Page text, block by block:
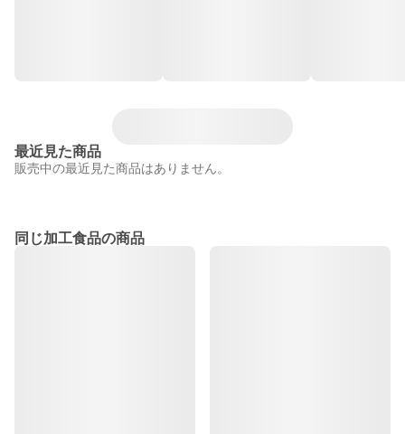
最近見た商品
販売中の最近見た商品はありません。
同じ加工食品の商品